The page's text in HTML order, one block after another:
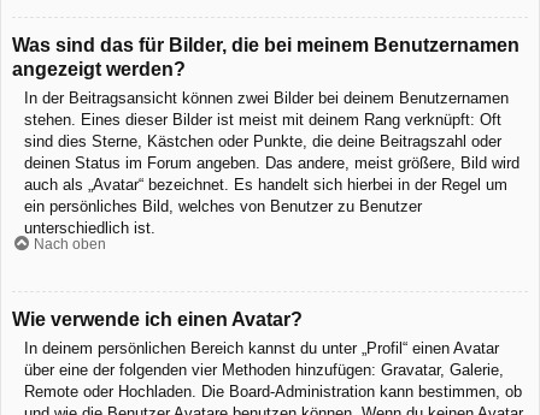
Was sind das für Bilder, die bei meinem Benutzernamen
angezeigt werden?
In der Beitragsansicht können zwei Bilder bei deinem Benutzernamen
stehen. Eines dieser Bilder ist meist mit deinem Rang verknüpft: Oft
sind dies Sterne, Kästchen oder Punkte, die deine Beitragszahl oder
deinen Status im Forum angeben. Das andere, meist größere, Bild wird
auch als „Avatar“ bezeichnet. Es handelt sich hierbei in der Regel um
ein persönliches Bild, welches von Benutzer zu Benutzer
unterschiedlich ist.
Nach oben
Wie verwende ich einen Avatar?
In deinem persönlichen Bereich kannst du unter „Profil“ einen Avatar
über eine der folgenden vier Methoden hinzufügen: Gravatar, Galerie,
Remote oder Hochladen. Die Board-Administration kann bestimmen, ob